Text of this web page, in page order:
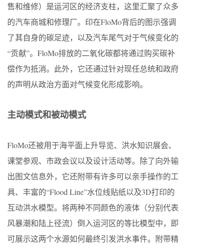
售和维修）是运河区的经济支柱，这里汇聚了众多
的汽车商城和修理厂。印在FloMo背后的图示强调
了其自身的碳足迹，以及汽车尾气对于气候变化的
“贡献”。FloMo排放的二氧化碳都将通过购买碳补
偿作为抵消。此外，它还通过针对现任总统和政府
的声明从政治方面对气候变化形成影响。
主动模式和被动模式
FloMo还被用于海平面上升导览、洪水知识展会、
课堂参观、市政会议以及设计活动等。除了向外输
出图文信息外，它还附带有许多可以亲手操作的工
具、丰富的“Flood Line”水位线贴纸以及3D打印的
互动洪水模型。将两种不同颜色的液体（分别代表
风暴潮和陆上径流）倒入运河区的等比模型中，即
可展示这两个水源如何最终引发洪水事件。附带精